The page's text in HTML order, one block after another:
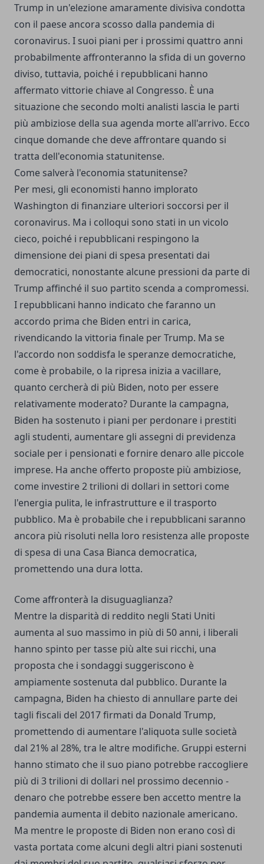
Trump in un'elezione amaramente divisiva condotta
con il paese ancora scosso dalla pandemia di
coronavirus. I suoi piani per i prossimi quattro anni
probabilmente affronteranno la sfida di un governo
diviso, tuttavia, poiché i repubblicani hanno
affermato vittorie chiave al Congresso. È una
situazione che secondo molti analisti lascia le parti
più ambiziose della sua agenda morte all'arrivo. Ecco
cinque domande che deve affrontare quando si
tratta dell'economia statunitense.
Come salverà l'economia statunitense?
Per mesi, gli economisti hanno implorato
Washington di finanziare ulteriori soccorsi per il
coronavirus. Ma i colloqui sono stati in un vicolo
cieco, poiché i repubblicani respingono la
dimensione dei piani di spesa presentati dai
democratici, nonostante alcune pressioni da parte di
Trump affinché il suo partito scenda a compromessi.
I repubblicani hanno indicato che faranno un
accordo prima che Biden entri in carica,
rivendicando la vittoria finale per Trump. Ma se
l'accordo non soddisfa le speranze democratiche,
come è probabile, o la ripresa inizia a vacillare,
quanto cercherà di più Biden, noto per essere
relativamente moderato? Durante la campagna,
Biden ha sostenuto i piani per perdonare i prestiti
agli studenti, aumentare gli assegni di previdenza
sociale per i pensionati e fornire denaro alle piccole
imprese. Ha anche offerto proposte più ambiziose,
come investire 2 trilioni di dollari in settori come
l'energia pulita, le infrastrutture e il trasporto
pubblico. Ma è probabile che i repubblicani saranno
ancora più risoluti nella loro resistenza alle proposte
di spesa di una Casa Bianca democratica,
promettendo una dura lotta.
Come affronterà la disuguaglianza?
Mentre la disparità di reddito negli Stati Uniti
aumenta al suo massimo in più di 50 anni, i liberali
hanno spinto per tasse più alte sui ricchi, una
proposta che i sondaggi suggeriscono è
ampiamente sostenuta dal pubblico. Durante la
campagna, Biden ha chiesto di annullare parte dei
tagli fiscali del 2017 firmati da Donald Trump,
promettendo di aumentare l'aliquota sulle società
dal 21% al 28%, tra le altre modifiche. Gruppi esterni
hanno stimato che il suo piano potrebbe raccogliere
più di 3 trilioni di dollari nel prossimo decennio -
denaro che potrebbe essere ben accetto mentre la
pandemia aumenta il debito nazionale americano.
Ma mentre le proposte di Biden non erano così di
vasta portata come alcuni degli altri piani sostenuti